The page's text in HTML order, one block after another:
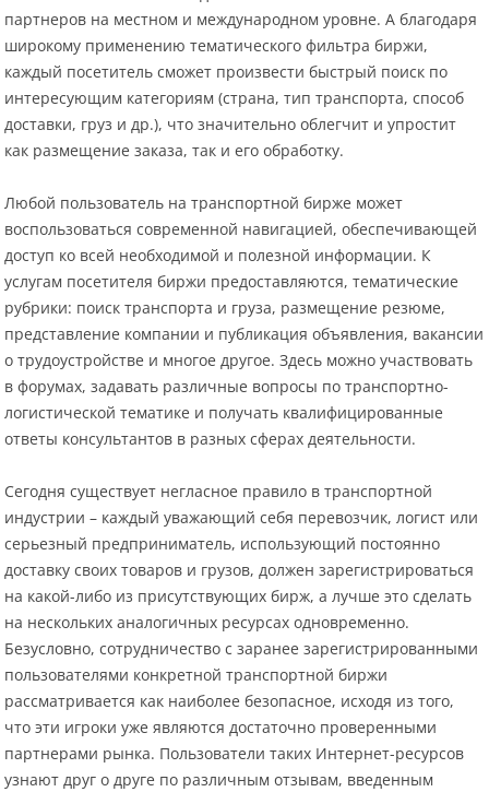
партнеров на местном и международном уровне. А благодаря
широкому применению тематического фильтра биржи,
каждый посетитель сможет произвести быстрый поиск по
интересующим категориям (страна, тип транспорта, способ
доставки, груз и др.), что значительно облегчит и упростит
как размещение заказа, так и его обработку.
Любой пользователь на транспортной бирже может
воспользоваться современной навигацией, обеспечивающей
доступ ко всей необходимой и полезной информации. К
услугам посетителя биржи предоставляются, тематические
рубрики: поиск транспорта и груза, размещение резюме,
представление компании и публикация объявления, вакансии
о трудоустройстве и многое другое. Здесь можно участвовать
в форумах, задавать различные вопросы по транспортно-
логистической тематике и получать квалифицированные
ответы консультантов в разных сферах деятельности.
Сегодня существует негласное правило в транспортной
индустрии – каждый уважающий себя перевозчик, логист или
серьезный предприниматель, использующий постоянно
доставку своих товаров и грузов, должен зарегистрироваться
на какой-либо из присутствующих бирж, а лучше это сделать
на нескольких аналогичных ресурсах одновременно.
Безусловно, сотрудничество с заранее зарегистрированными
пользователями конкретной транспортной биржи
рассматривается как наиболее безопасное, исходя из того,
что эти игроки уже являются достаточно проверенными
партнерами рынка. Пользователи таких Интернет-ресурсов
узнают друг о друге по различным отзывам, введенным